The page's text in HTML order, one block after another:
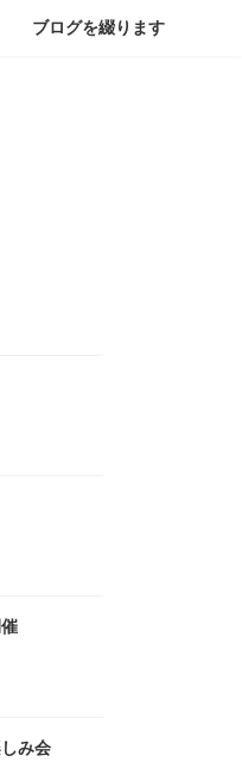
ブログを綴ります
み会